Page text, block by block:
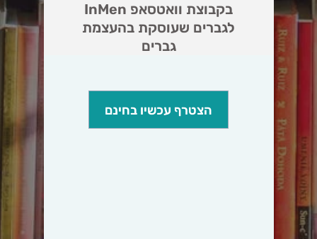
בקבוצת וואטסאפ InMen
לגברים שעוסקת בהעצמת
גברים
הצטרף עכשיו בחינם